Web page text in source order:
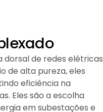
dorsal de redes elétricas
de alta pureza, eles
eficiência na
Eles são a escolha
em subestações e